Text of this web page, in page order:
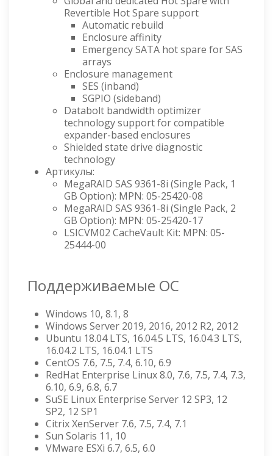
Revertible Hot Spare support
Automatic rebuild
Enclosure affinity
Emergency SATA hot spare for SAS
arrays
Enclosure management
SES (inband)
SGPIO (sideband)
Databolt bandwidth optimizer
technology support for compatible
expander-based enclosures
Shielded state drive diagnostic
technology
Артикулы:
MegaRAID SAS 9361-8i (Single Pack, 1
GB Option): MPN: 05-25420-08
MegaRAID SAS 9361-8i (Single Pack, 2
GB Option): MPN: 05-25420-17
LSICVM02 CacheVault Kit: MPN: 05-
25444-00
Поддерживаемые ОС
Windows 10, 8.1, 8
Windows Server 2019, 2016, 2012 R2, 2012
Ubuntu 18.04 LTS, 16.04.5 LTS, 16.04.3 LTS,
16.04.2 LTS, 16.04.1 LTS
CentOS 7.6, 7.5, 7.4, 6.10, 6.9
RedHat Enterprise Linux 8.0, 7.6, 7.5, 7.4, 7.3,
6.10, 6.9, 6.8, 6.7
SuSE Linux Enterprise Server 12 SP3, 12
SP2, 12 SP1
Citrix XenServer 7.6, 7.5, 7.4, 7.1
Sun Solaris 11, 10
VMware ESXi 6.7, 6.5, 6.0